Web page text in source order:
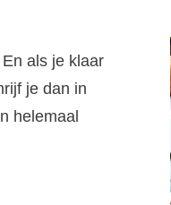
als je klaar
je dan in
helemaal